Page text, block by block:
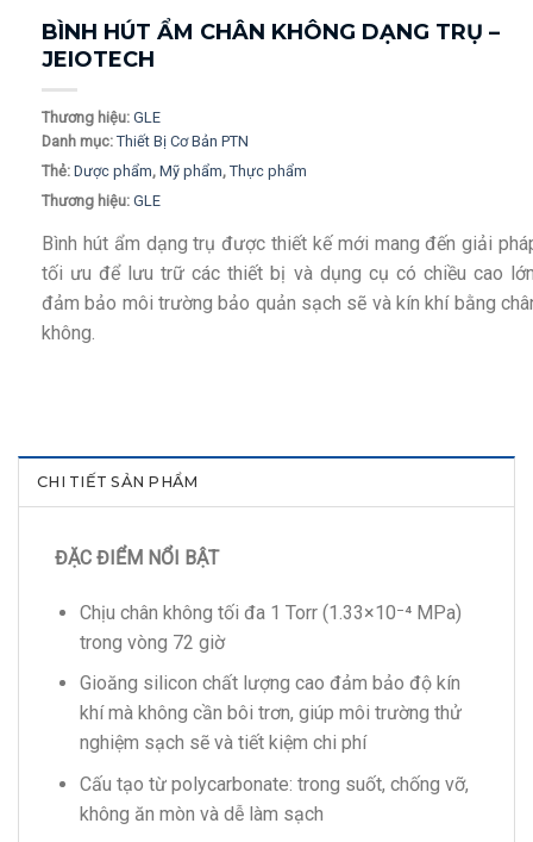
BÌNH HÚT ẨM CHÂN KHÔNG DẠNG TRỤ –
JEIOTECH
Thương hiệu: GLE
Danh mục: Thiết Bị Cơ Bản PTN
Thẻ: Dược phẩm, Mỹ phẩm, Thực phẩm
Thương hiệu: GLE
Bình hút ẩm dạng trụ được thiết kế mới mang đến giải
tối ưu để lưu trữ các thiết bị và dụng cụ có chiều cao
đảm bảo môi trường bảo quản sạch sẽ và kín khí bằng
không.
CHI TIẾT SẢN PHẨM
ĐẶC ĐIỂM NỔI BẬT
Chịu chân không tối đa 1 Torr (1.33×10⁻⁴ MPa)
trong vòng 72 giờ
Gioăng silicon chất lượng cao đảm bảo độ kín
khí mà không cần bôi trơn, giúp môi trường thử
nghiệm sạch sẽ và tiết kiệm chi phí
Cấu tạo từ polycarbonate: trong suốt, chống vỡ,
không ăn mòn và dễ làm sạch